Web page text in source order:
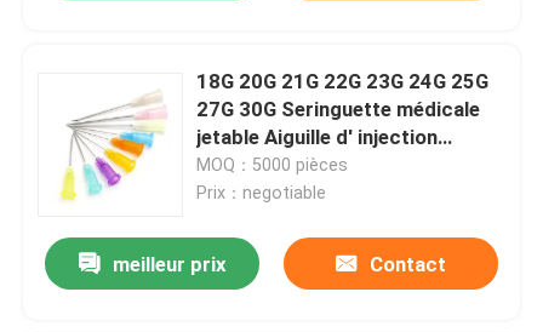
18G 20G 21G 22G 23G 24G 25G
27G 30G Seringuette médicale
jetable Aiguille d' injection
hypodermique en acier
inoxydable
MOQ：5000 pièces
Prix：negotiable
meilleur prix Contact